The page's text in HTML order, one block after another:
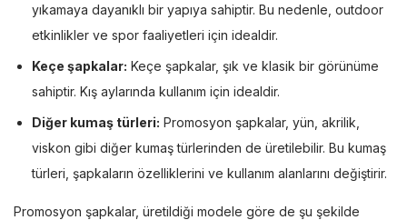
yıkamaya dayanıklı bir yapıya sahiptir. Bu nedenle, outdoor
etkinlikler ve spor faaliyetleri için idealdir.
Keçe şapkalar: Keçe şapkalar, şık ve klasik bir görünüme
sahiptir. Kış aylarında kullanım için idealdir.
Diğer kumaş türleri: Promosyon şapkalar, yün, akrilik,
viskon gibi diğer kumaş türlerinden de üretilebilir. Bu kumaş
türleri, şapkaların özelliklerini ve kullanım alanlarını değiştirir.
Promosyon şapkalar, üretildiği modele göre de şu şekilde